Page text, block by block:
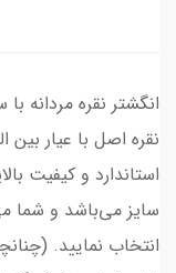
انگشتر نقره مردانه
استاندارد و کیفیت
سایز می‌باشد و شما
انتخاب نمایید.